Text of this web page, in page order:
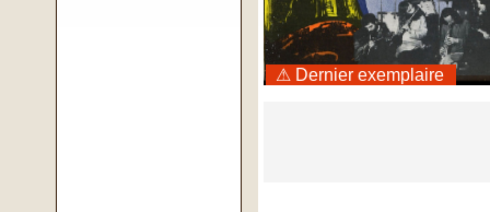
⚠ Dernier exemplaire